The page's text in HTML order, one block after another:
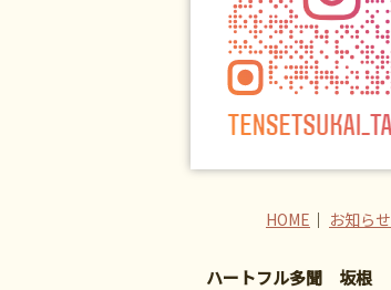
HOME ｜ お知らせ
ハートフル多聞 坂根